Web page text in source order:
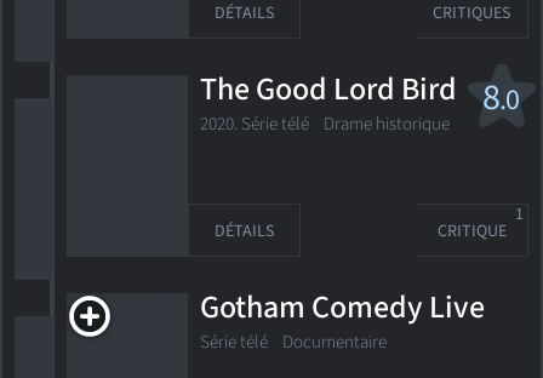
8Dazeaweakend
DÉTAILS CRITIQUES
8.0
The Good Lord Bird
2020. Série télé Drame historique
DÉTAILS CRITIQUE
1
Gotham Comedy Live
Série télé Documentaire